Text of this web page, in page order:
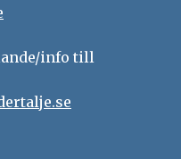
info till